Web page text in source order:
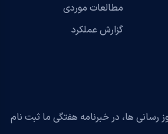
مطالعات موردی
گزارش عملکرد
رسانی ها، در خبرنامه هفتگی ما ثبت نام